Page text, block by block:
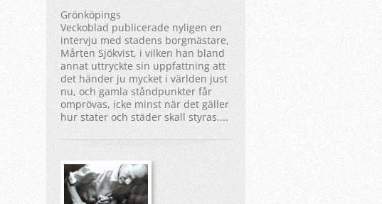
Grönköpings
Veckoblad publicerade nyligen en
intervju med stadens borgmästare,
Mårten Sjökvist, i vilken han bland
annat uttryckte sin uppfattning att
det händer ju mycket i världen just
nu, och gamla ståndpunkter får
omprövas, icke minst när det gäller
hur stater och städer skall styras....